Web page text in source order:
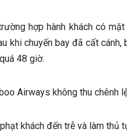
hợp hành khách có
khi chuyến bay đã cất
48 giờ.
Airways không thu chênh
khách đến trễ và làm thủ